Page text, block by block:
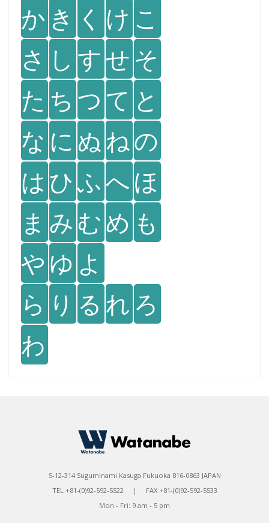
か き く け こ
さ し すせ そ
た ち つ て と
な に ぬ ねの
は ひふへほ
ま み むめ も
や ゆ よ
ら り る れ ろ
わ
5-12-314 Suguminami Kasuga Fukuoka 816-0863 JAPAN
TEL +81-(0)92-592-5522 | FAX +81-(0)92-592-5533
Mon - Fri: 9 am - 5 pm